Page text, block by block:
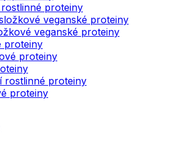
proteiny
veganské proteiny
veganské proteiny
proteiny
proteiny
rostlinné proteiny
proteiny